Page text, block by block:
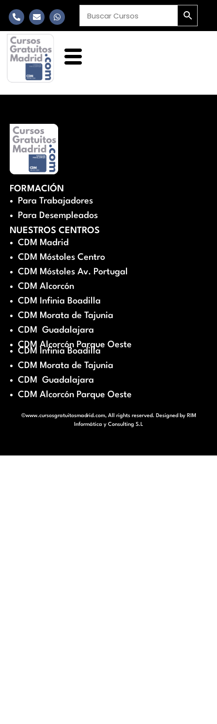
FORMACIÓN
Para Trabajadores
Para Desempleados
NUESTROS CENTROS
CDM Madrid
CDM Móstoles Centro
CDM Móstoles Av. Portugal
CDM Alcorcón
CDM Infinia Boadilla
CDM Morata de Tajunia
CDM Guadalajara
CDM Alcorcón Parque Oeste
CDM Infinia Boadilla
CDM Morata de Tajunia
CDM Guadalajara
CDM Alcorcón Parque Oeste
©www.cursosgratuitosmadrid.com, All rights reserved. Designed by RIM
Informática y Consulting S.L